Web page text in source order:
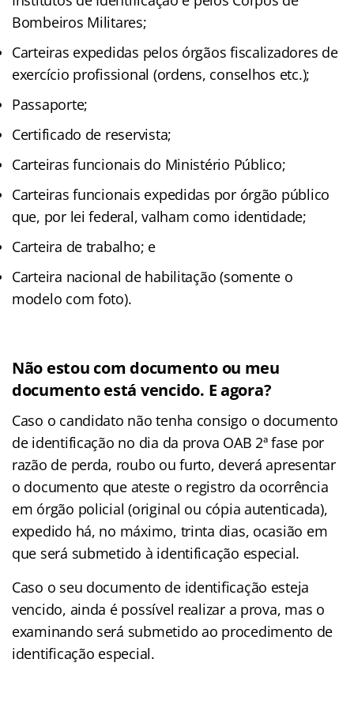
Bombeiros Militares;
Carteiras expedidas pelos órgãos fiscalizadores de
exercício profissional (ordens, conselhos etc.);
Passaporte;
Certificado de reservista;
Carteiras funcionais do Ministério Público;
Carteiras funcionais expedidas por órgão público
que, por lei federal, valham como identidade;
Carteira de trabalho; e
Carteira nacional de habilitação (somente o
modelo com foto).
Não estou com documento ou meu
documento está vencido. E agora?
Caso o candidato não tenha consigo o documento
de identificação no dia da prova OAB 2ª fase por
razão de perda, roubo ou furto, deverá apresentar
o documento que ateste o registro da ocorrência
em órgão policial (original ou cópia autenticada),
expedido há, no máximo, trinta dias, ocasião em
que será submetido à identificação especial.
Caso o seu documento de identificação esteja
vencido, ainda é possível realizar a prova, mas o
examinando será submetido ao procedimento de
identificação especial.